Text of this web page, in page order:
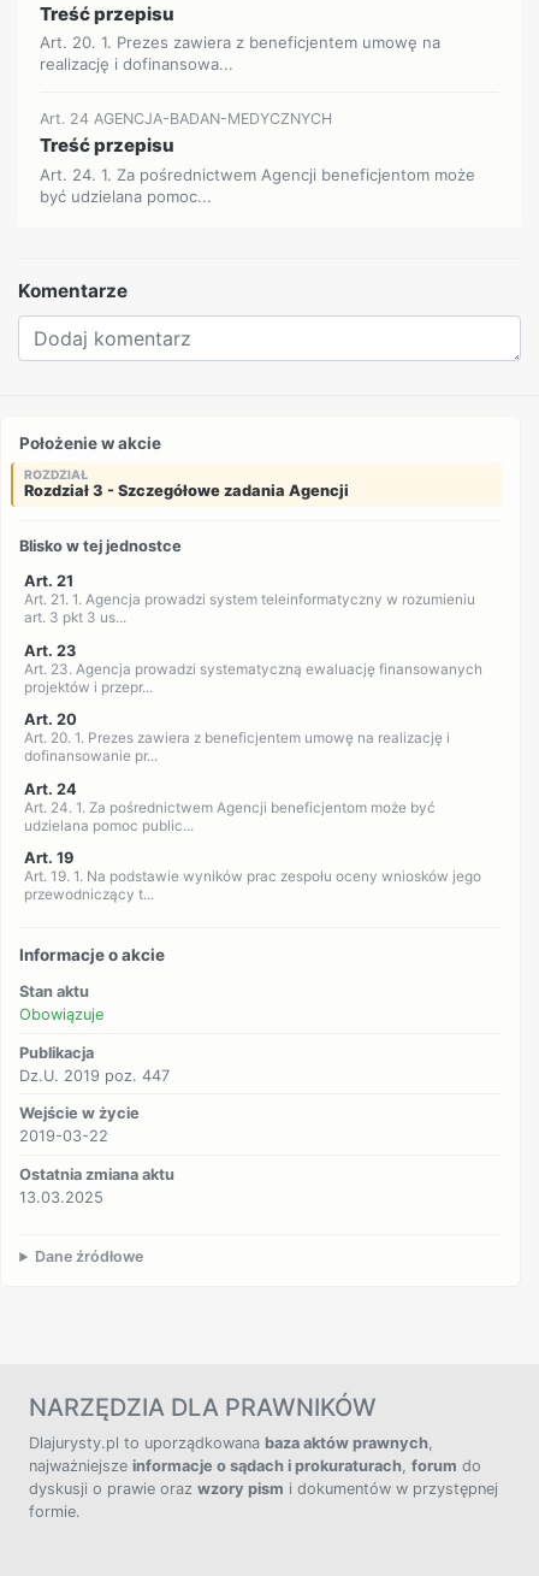
Treść przepisu
Art. 20. 1. Prezes zawiera z beneficjentem umowę na
realizację i dofinansowa...
Art. 24 AGENCJA-BADAN-MEDYCZNYCH
Treść przepisu
Art. 24. 1. Za pośrednictwem Agencji beneficjentom może
być udzielana pomoc...
Komentarze
Położenie w akcie
ROZDZIAŁ
Rozdział 3 - Szczegółowe zadania Agencji
Blisko w tej jednostce
Art. 21
Art. 21. 1. Agencja prowadzi system teleinformatyczny w rozumieniu
art. 3 pkt 3 us...
Art. 23
Art. 23. Agencja prowadzi systematyczną ewaluację finansowanych
projektów i przepr...
Art. 20
Art. 20. 1. Prezes zawiera z beneficjentem umowę na realizację i
dofinansowanie pr...
Art. 24
Art. 24. 1. Za pośrednictwem Agencji beneficjentom może być
udzielana pomoc public...
Art. 19
Art. 19. 1. Na podstawie wyników prac zespołu oceny wniosków jego
przewodniczący t...
Informacje o akcie
Stan aktu
Obowiązuje
Publikacja
Dz.U. 2019 poz. 447
Wejście w życie
2019-03-22
Ostatnia zmiana aktu
13.03.2025
Dane źródłowe
NARZĘDZIA DLA PRAWNIKÓW
Dlajurysty.pl to uporządkowana baza aktów prawnych,
najważniejsze informacje o sądach i prokuraturach, forum do
dyskusji o prawie oraz wzory pism i dokumentów w przystępnej
formie.